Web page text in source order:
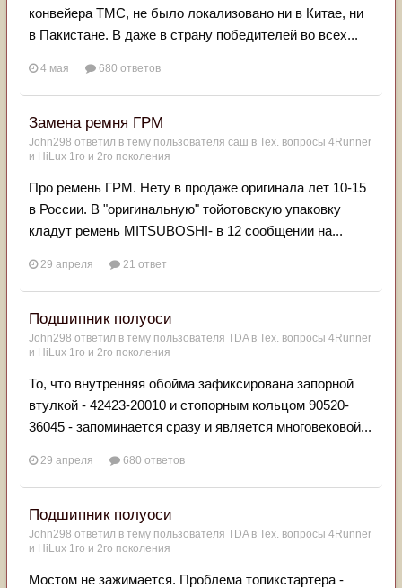
конвейера TMC, не было локализовано ни в Китае, ни
в Пакистане. B даже в страну победителей во всех...
4 мая 680 ответов
Замена ремня ГРМ
John298 ответил в тему пользователя саш в Тех. вопросы 4Runner
и HiLux 1го и 2го поколения
Про ремень ГРМ. Нету в продаже оригинала лет 10-15
в России. В "оригинальную" тойотовскую упаковку
кладут ремень MITSUBOSHI- в 12 сообщении на...
29 апреля 21 ответ
Подшипник полуоси
John298 ответил в тему пользователя TDAв Тех. вопросы 4Runner
и HiLux 1го и 2го поколения
То, что внутренняя обойма зафиксирована запорной
втулкой - 42423-20010 и стопорным кольцом 90520-
36045 - запоминается сразу и является многовековой...
29 апреля 680 ответов
Подшипник полуоси
John298 ответил в тему пользователя TDAв Тех. вопросы 4Runner
и HiLux 1го и 2го поколения
Мостом не зажимается. Проблема топикстартера -